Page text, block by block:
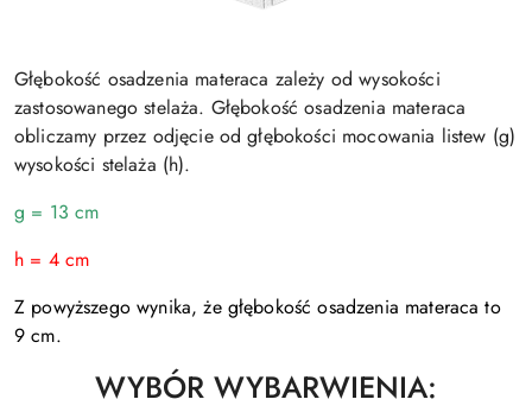
Głębokość osadzenia materaca zależy od wysokości
zastosowanego stelaża. Głębokość osadzenia materaca
obliczamy przez odjęcie od głębokości mocowania listew (g)
wysokości stelaża (h).
g = 13 cm
h = 4 cm
Z powyższego wynika, że głębokość osadzenia materaca to
9 cm.
WYBÓR WYBARWIENIA: